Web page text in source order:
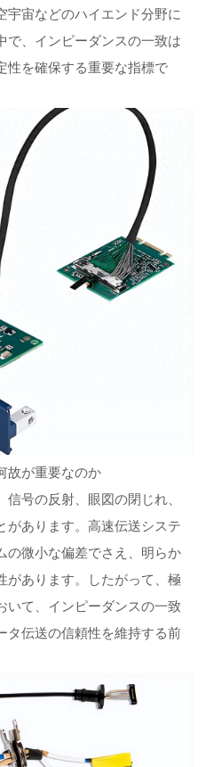
宇宙などのハイエンド分野に
で、インピーダンスの一致は
性を確保する重要な指標で
故が重要なのか
号の反射、眼図の閉じれ、
があります。高速伝送システ
の微小な偏差でさえ、明らか
があります。したがって、極
いて、インピーダンスの一致
タ伝送の信頼性を維持する前